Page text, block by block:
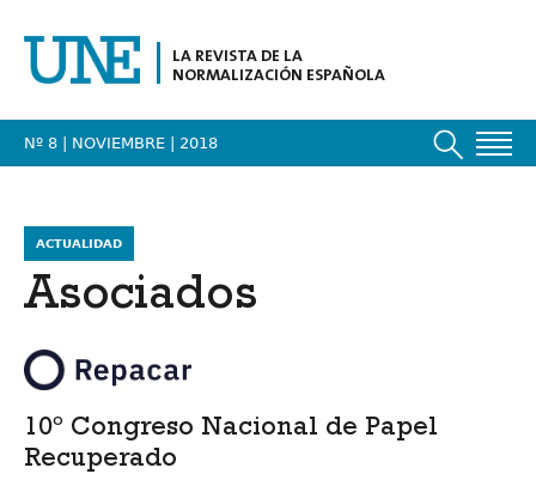
LA REVISTA DE LA
NORMALIZACIÓN ESPAÑOLA
Nº 8 | NOVIEMBRE | 2018
ACTUALIDAD
Asociados
10º Congreso Nacional de Papel
Recuperado